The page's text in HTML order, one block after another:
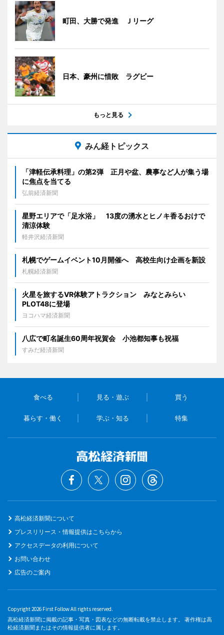
町田、大勝で発進 Ｊリーグ
日本、豪州に惜敗 ラグビー
もっと見る
みん経トピックス
「津軽伝承料理」の第2弾 正月や盆、農事など人が集う場
に焦点を当てる
弘前経済新聞
星野エリアで「足水浴」 13度の湧水とヒノキ香るおけで
清涼体験
軽井沢経済新聞
札幌でゲームイベント10月開催へ 高校生向け企画を新設
札幌経済新聞
火星を旅するVR体験アトラクション みなとみらい
PLOT48に登場
ヨコハマ経済新聞
八広で町名誕生60周年祝賀会 小池都知事も祝福
すみだ経済新聞
食べる 見る・遊ぶ 買う
暮らす・働く 学ぶ・知る 特集
高松経済新聞について
プレスリリース・情報提供はこちらから
アクセスデータの利用について
お問い合わせ
広告のご案内
Copyright 2026 First Follow All rights reserved.
高松経済新聞に掲載の記事・写真・図表などの無断転載を禁止します。 著作権は高
松経済新聞またはその情報提供者に属します。